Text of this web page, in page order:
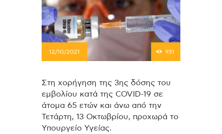
12/10/2021 931
Στη χορήγηση της 3ης δόσης του
εμβολίου κατά της COVID-19 σε
άτομα 65 ετών και άνω από την
Τετάρτη, 13 Οκτωβρίου, προχωρά το
Υπουργείο Υγείας.